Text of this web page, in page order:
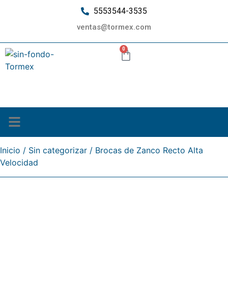
5553544-3535
ventas@tormex.com
0
Inicio / Sin categorizar / Brocas de Zanco Recto Alta
Velocidad